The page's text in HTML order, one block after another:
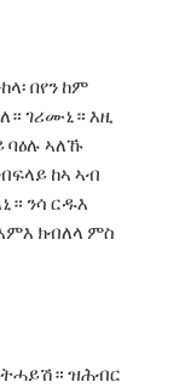
በየን ከም
ገሪሙኒ። እዚ
ባዕሉ ኣለኹ
ብፍላይ ከኣ ኣብ
ንሳ ርዱእ
ክብለላ ምስ
ትሓይሽ። ዝሕብር